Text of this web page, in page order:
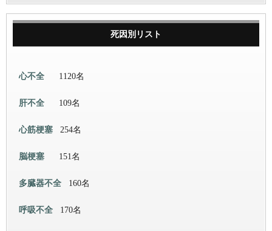
死因別リスト
心不全 1120名
肝不全 109名
心筋梗塞 254名
脳梗塞 151名
多臓器不全 160名
呼吸不全 170名